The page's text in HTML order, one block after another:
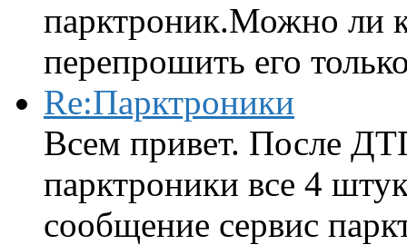
парктроник.Можно ли
перепрошить его
Re:Парктроники
Всем привет. После
парктроники все 4
сообщение сервис